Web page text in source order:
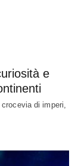
e
di imperi,